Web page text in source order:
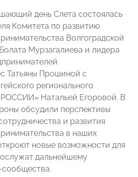
день Слета состоялась
Комитета по развитию
Волгоградской
Мурзагалиева и лидера
Татьяны Прошиной с
регионального
Натальей Егоровой. В
обсудили перспективы
и развития
в наших
новые возможности для
дальнейшему